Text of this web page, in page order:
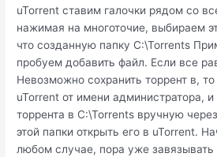
uTorrent ставим галочки рядом со
нажимая на многоточие, выбираем
что созданную папку C:\Torrents
пробуем добавить файл. Если все
Невозможно сохранить торрент в, то
uTorrent от имени администратора, и
торрента в C:\Torrents вручную
этой папки открыть его в uTorrent.
любом случае, пора уже завязывать